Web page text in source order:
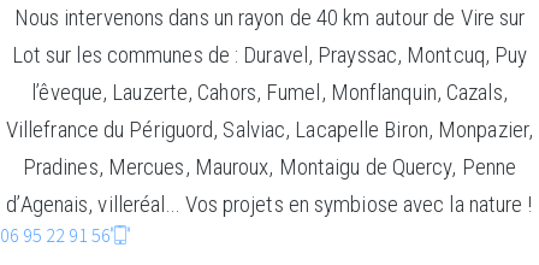
Nous intervenons dans un rayon de 40 km autour de Vire sur
Lot sur les communes de : Duravel, Prayssac, Montcuq, Puy
l’êveque, Lauzerte, Cahors, Fumel, Monflanquin, Cazals,
Villefrance du Périguord, Salviac, Lacapelle Biron, Monpazier,
Pradines, Mercues, Mauroux, Montaigu de Quercy, Penne
d’Agenais, villeréal… Vos projets en symbiose avec la nature !
06 95 22 91 56